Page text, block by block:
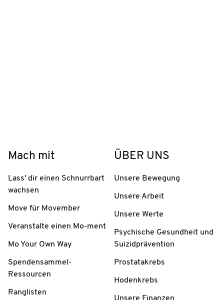
Mach mit
Lass' dir einen Schnurrbart
wachsen
Move für Movember
Veranstalte einen Mo-ment
Mo Your Own Way
Spendensammel-
Ressourcen
Ranglisten
ÜBER UNS
Unsere Bewegung
Unsere Arbeit
Unsere Werte
Psychische Gesundheit und
Suizidprävention
Prostatakrebs
Hodenkrebs
Unsere Finanzen